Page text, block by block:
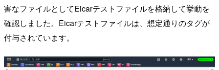
害なファイルとしてEicarテストファイルを格納して挙動を
確認しました。Eicarテストファイルは、想定通りのタグが
付与されています。